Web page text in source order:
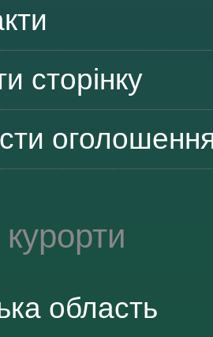
сторінку
курорти
область